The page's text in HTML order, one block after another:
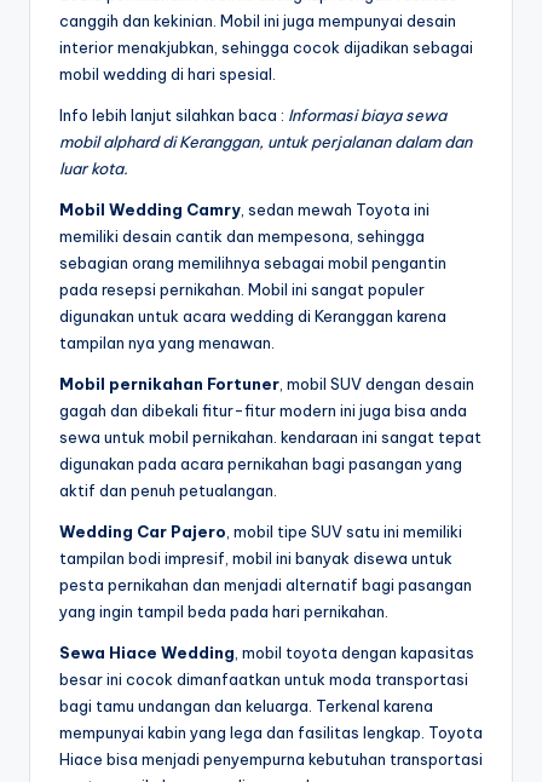
canggih dan kekinian. Mobil ini juga mempunyai desain
interior menakjubkan, sehingga cocok dijadikan sebagai
mobil wedding di hari spesial.
Info lebih lanjut silahkan baca : Informasi biaya sewa
mobil alphard di Keranggan, untuk perjalanan dalam dan
luar kota.
Mobil Wedding Camry , sedan mewah Toyota ini
memiliki desain cantik dan mempesona, sehingga
sebagian orang memilihnya sebagai mobil pengantin
pada resepsi pernikahan. Mobil ini sangat populer
digunakan untuk acara wedding di Keranggan karena
tampilan nya yang menawan.
Mobil pernikahan Fortuner , mobil SUV dengan desain
gagah dan dibekali fitur-fitur modern ini juga bisa anda
sewa untuk mobil pernikahan. kendaraan ini sangat tepat
digunakan pada acara pernikahan bagi pasangan yang
aktif dan penuh petualangan.
Wedding Car Pajero , mobil tipe SUV satu ini memiliki
tampilan bodi impresif, mobil ini banyak disewa untuk
pesta pernikahan dan menjadi alternatif bagi pasangan
yang ingin tampil beda pada hari pernikahan.
Sewa Hiace Wedding , mobil toyota dengan kapasitas
besar ini cocok dimanfaatkan untuk moda transportasi
bagi tamu undangan dan keluarga. Terkenal karena
mempunyai kabin yang lega dan fasilitas lengkap. Toyota
Hiace bisa menjadi penyempurna kebutuhan transportasi